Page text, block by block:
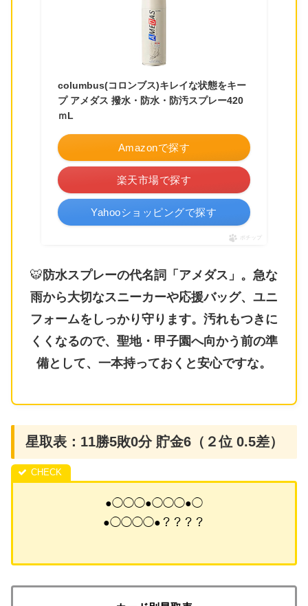
columbus(コロンブス)キレイな状態をキー
プ アメダス 撥水・防水・防汚スプレー420
ｍL
Amazonで探す
楽天市場で探す
Yahooショッピングで探す
ポチップ
🐯 防水スプレーの代名詞「アメダス」。急な
雨から大切なスニーカーや応援バッグ、ユニ
フォームをしっかり守ります。汚れもつきに
くくなるので、聖地・甲子園へ向かう前の準
備として、一本持っておくと安心ですな。
星取表：11勝5敗0分 貯金6（２位 0.5差）
●◯◯◯●◯◯◯●◯
●◯◯◯◯●？？？？